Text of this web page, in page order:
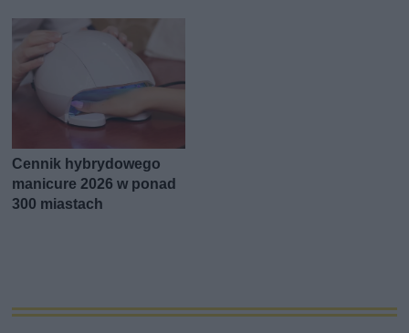
Cennik hybrydowego
manicure 2026 w ponad
300 miastach